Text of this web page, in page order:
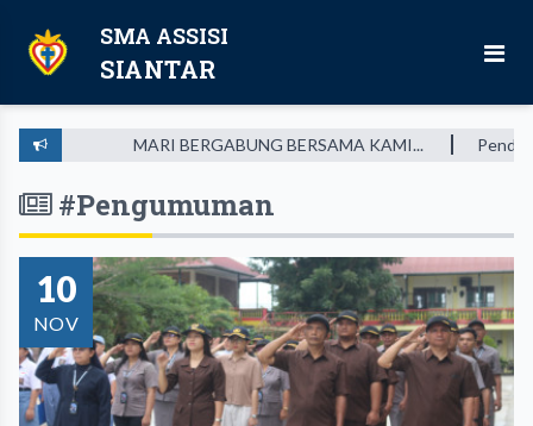
SMA ASSISI
SIANTAR
MARI BERGABUNG BERSAMA KAMI... Pendidikan
#Pengumuman
10
NOV